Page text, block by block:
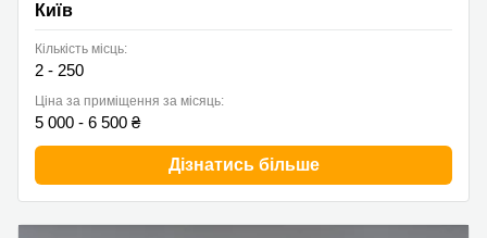
Київ
Кількість місць:
2 - 250
Ціна за приміщення за місяць:
5 000 - 6 500 ₴
Дізнатись більше